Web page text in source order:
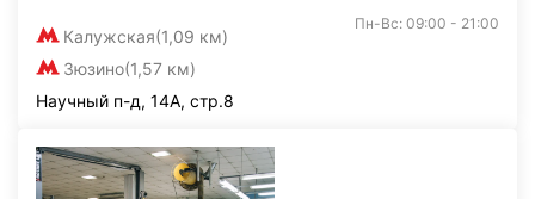
Калужская(1,09 км)
Зюзино(1,57 км)
Пн-Вс: 09:00 - 21:00
Научный п-д, 14А, стр.8